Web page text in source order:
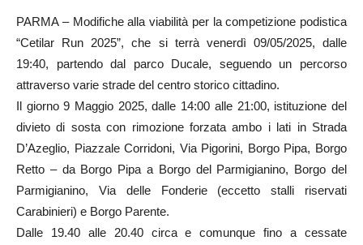
PARMA – Modifiche alla viabilità per la competizione podistica
“Cetilar Run 2025”, che si terrà venerdì 09/05/2025, dalle
19:40, partendo dal parco Ducale, seguendo un percorso
attraverso varie strade del centro storico cittadino.
Il giorno 9 Maggio 2025, dalle 14:00 alle 21:00, istituzione del
divieto di sosta con rimozione forzata ambo i lati in Strada
D’Azeglio, Piazzale Corridoni, Via Pigorini, Borgo Pipa, Borgo
Retto – da Borgo Pipa a Borgo del Parmigianino, Borgo del
Parmigianino, Via delle Fonderie (eccetto stalli riservati
Carabinieri) e Borgo Parente.
Dalle 19.40 alle 20.40 circa e comunque fino a cessate